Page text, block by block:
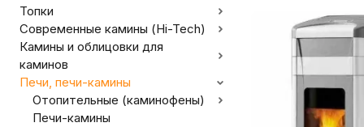
Топки
Современные камины (Hi-Tech)
Камины и облицовки для
каминов
Печи, печи-камины
Отопительные (каминофены)
Печи-камины